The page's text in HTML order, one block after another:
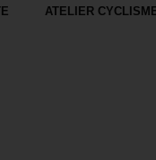
ATELIER